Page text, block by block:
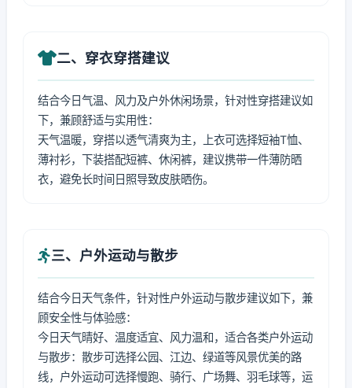
二、穿衣穿搭建议
结合今日气温、风力及户外休闲场景，针对性穿搭建议如
下，兼顾舒适与实用性：
天气温暖，穿搭以透气清爽为主，上衣可选择短袖T恤、
薄衬衫，下装搭配短裤、休闲裤，建议携带一件薄防晒
衣，避免长时间日照导致皮肤晒伤。
三、户外运动与散步
结合今日天气条件，针对性户外运动与散步建议如下，兼
顾安全性与体验感：
今日天气晴好、温度适宜、风力温和，适合各类户外运动
与散步：散步可选择公园、江边、绿道等风景优美的路
线，户外运动可选择慢跑、骑行、广场舞、羽毛球等，运